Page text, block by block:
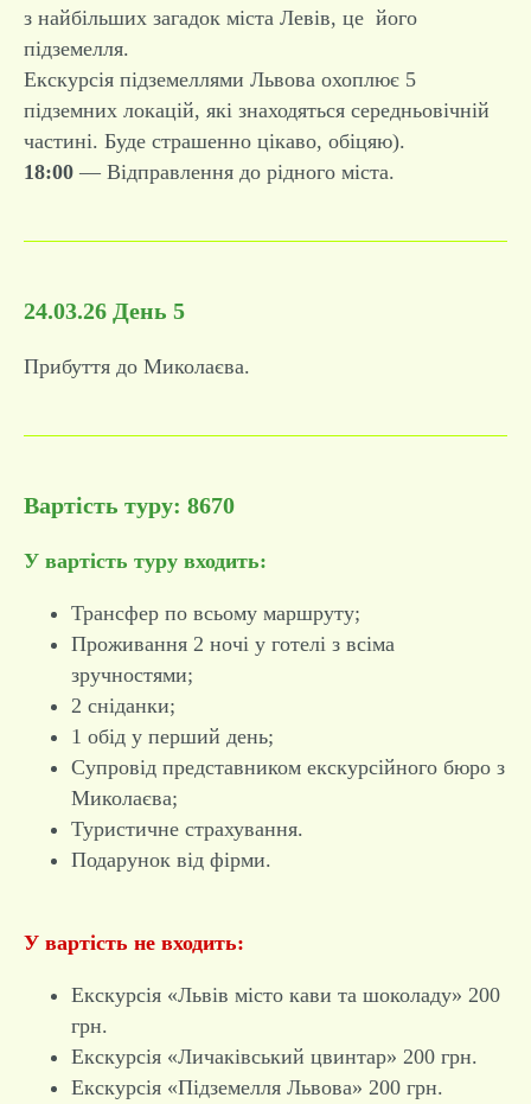
з найбільших загадок міста Левів, це його
підземелля.
Екскурсія підземеллями Львова охоплює 5
підземних локацій, які знаходяться середньовічній
частині. Буде страшенно цікаво, обіцяю).
18:00 — Відправлення до рідного міста.
24.03.26 День 5
Прибуття до Миколаєва.
Вартість туру: 8670
У вартість туру входить:
Трансфер по всьому маршруту;
Проживання 2 ночі у готелі з всіма
зручностями;
2 сніданки;
1 обід у перший день;
Супровід представником екскурсійного бюро з
Миколаєва;
Туристичне страхування.
Подарунок від фірми.
У вартість не входить:
Екскурсія «Львів місто кави та шоколаду» 200
грн.
Екскурсія «Личаківський цвинтар» 200 грн.
Екскурсія «Підземелля Львова» 200 грн.